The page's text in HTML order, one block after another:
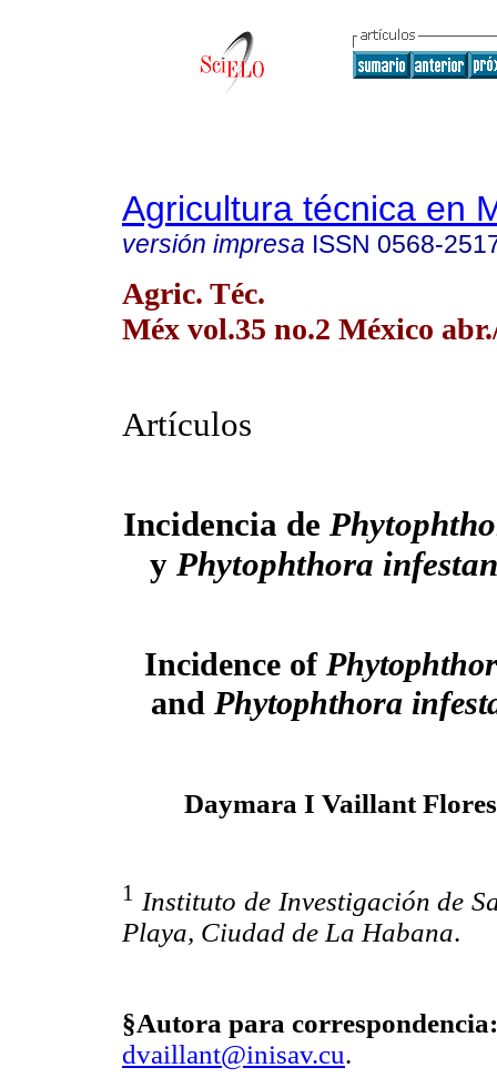
Agricultura técnica en
versión impresa ISSN 0568-
Agric. Téc.
Méx vol.35 no.2 México
Artículos
Incidencia de
y Phytophthora
Incidence of
and Phytophthora
Daymara I Vaillant Flores
1 Instituto de Investigación de
Playa, Ciudad de La Habana.
§Autora para correspondencia:
dvaillant@inisav.cu.